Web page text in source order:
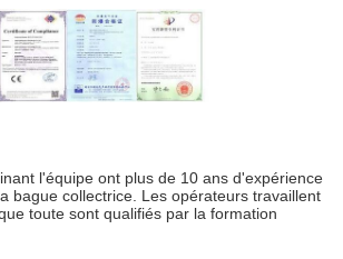
l'équipe ont plus de 10 ans d'expérience
bague collectrice. Les opérateurs travaillent
toute sont qualifiés par la formation